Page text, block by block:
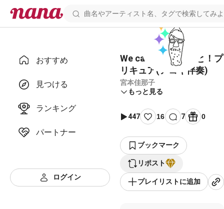
おすすめ
見つける
ランキング
パートナー
ログイン
We can！！HUGっと！プ
リキュア(アコギ伴奏)
宮本佳那子
もっと見る
447 16 7 0
ブックマーク
リポスト
プレイリストに追加